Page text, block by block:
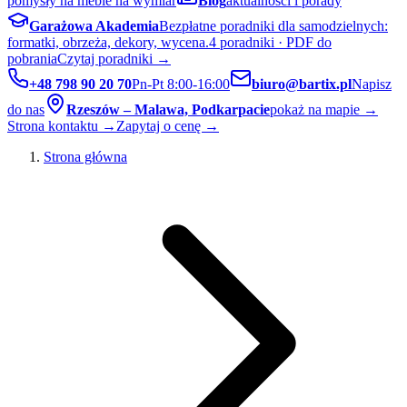
Garażowa AkademiaBezpłatne poradniki dla samodzielnych:
formatki, obrzeża, dekory, wycena.4 poradniki · PDF do
pobraniaCzytaj poradniki →
+48 798 90 20 70Pn-Pt 8:00-16:00 biuro@bartix.plNapisz
do nas
Rzeszów – Malawa, Podkarpaciepokaż na mapie →
Strona kontaktu → Zapytaj o cenę →
Strona główna